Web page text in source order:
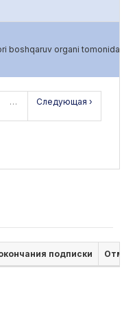
boshqaruv organi tomonidan
… Следующая ›
подписки